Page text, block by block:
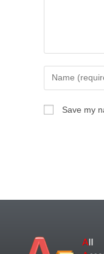
Save my